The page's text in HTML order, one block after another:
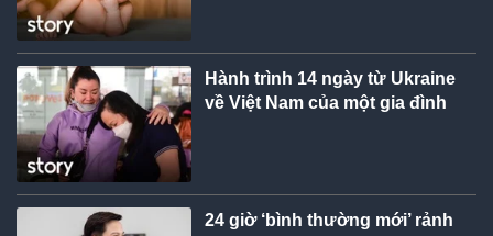
Hành trình 14 ngày từ Ukraine
về Việt Nam của một gia đình
24 giờ ‘bình thường mới’ rảnh